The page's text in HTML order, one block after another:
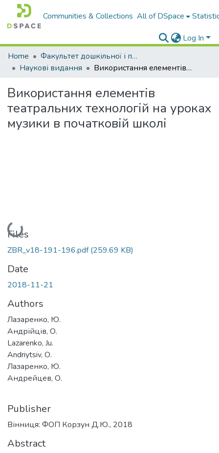
Communities & Collections All of DSpace
Log In
Home
Факультет дошкільної і початкової освіти
Наукові видання
Використання елементів театральних технологій на уроках музики в початковій школі
Використання елементів
театральних технологій на уроках
музики в початковій школі
Loading...
Files
ZBR_v18-191-196.pdf(259.69 KB)
Date
2018-11-21
Authors
Лазаренко, Ю.
Андрійців, О.
Lazarenko, Ju.
Аndriytsiv, О.
Лазаренко, Ю.
Андрейцев, О.
Publisher
Вінниця: ФОП Корзун Д.Ю., 2018
Abstract